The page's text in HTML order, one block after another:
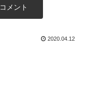
コメント
2020.04.12